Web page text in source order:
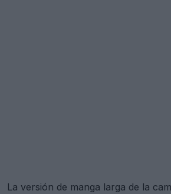
La versión de manga larga de la